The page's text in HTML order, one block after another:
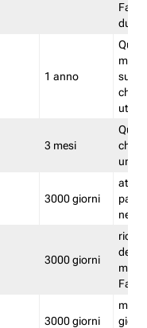
1 anno
utenti
3 mesi
che
una
3000 giorni
attiva
3000 giorni
3000 giorni